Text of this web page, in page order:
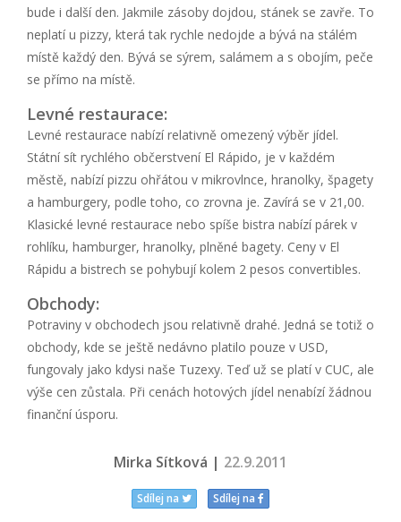
bude i další den. Jakmile zásoby dojdou, stánek se zavře. To
neplatí u pizzy, která tak rychle nedojde a bývá na stálém
místě každý den. Bývá se sýrem, salámem a s obojím, peče
se přímo na místě.
Levné restaurace:
Levné restaurace nabízí relativně omezený výběr jídel.
Státní sít rychlého občerstvení El Rápido, je v každém
městě, nabízí pizzu ohřátou v mikrovlnce, hranolky, špagety
a hamburgery, podle toho, co zrovna je. Zavírá se v 21,00.
Klasické levné restaurace nebo spíše bistra nabízí párek v
rohlíku, hamburger, hranolky, plněné bagety. Ceny v El
Rápidu a bistrech se pohybují kolem 2 pesos convertibles.
Obchody:
Potraviny v obchodech jsou relativně drahé. Jedná se totiž o
obchody, kde se ještě nedávno platilo pouze v USD,
fungovaly jako kdysi naše Tuzexy. Teď už se platí v CUC, ale
výše cen zůstala. Při cenách hotových jídel nenabízí žádnou
finanční úsporu.
Mirka Sítková | 22.9.2011
Sdílej na Sdílej na